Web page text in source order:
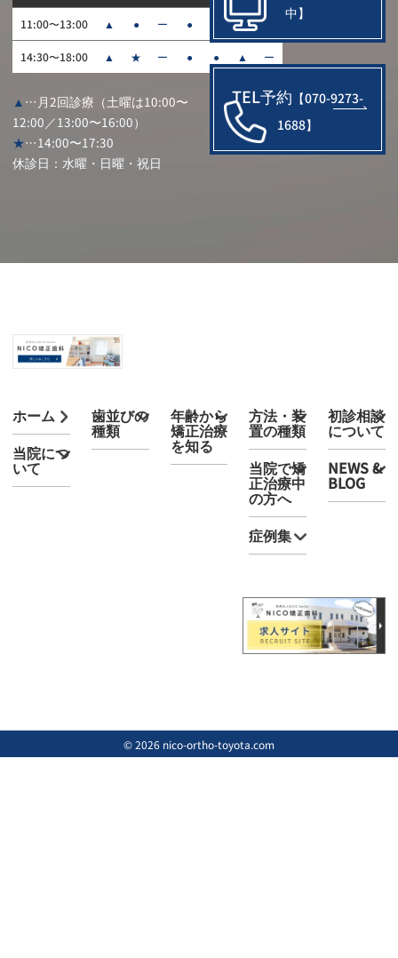
11:00〜13:00 ▲ ● ー ● ▲ ー
14:30〜18:00 ▲ ★ ー ● ● ▲ ー
▲ …月2回診療（土曜は10:00〜
12:00／13:00〜16:00）
★…14:00〜17:30
休診日：水曜・日曜・祝日
中】
TEL予約 【070-9273-
1688】
ホーム
当院につ
いて
歯並びの
種類
年齢から
矯正治療
を知る
方法・装
置の種類
当院で矯
正治療中
の方へ
症例集
初診相談
について
NEWS &
BLOG
© 2026 nico-ortho-toyota.com